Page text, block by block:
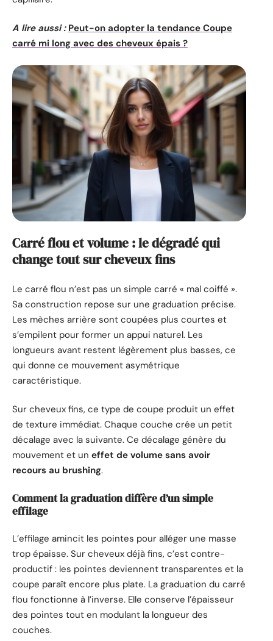
A lire aussi : Peut-on adopter la tendance Coupe
carré mi long avec des cheveux épais ?
Carré flou et volume : le dégradé qui
change tout sur cheveux fins
Le carré flou n’est pas un simple carré « mal coiffé ».
Sa construction repose sur une graduation précise.
Les mèches arrière sont coupées plus courtes et
s’empilent pour former un appui naturel. Les
longueurs avant restent légèrement plus basses, ce
qui donne ce mouvement asymétrique
caractéristique.
Sur cheveux fins, ce type de coupe produit un effet
de texture immédiat. Chaque couche crée un petit
décalage avec la suivante. Ce décalage génère du
mouvement et un effet de volume sans avoir
recours au brushing.
Comment la graduation diffère d’un simple
effilage
L’effilage amincit les pointes pour alléger une masse
trop épaisse. Sur cheveux déjà fins, c’est contre-
productif : les pointes deviennent transparentes et la
coupe paraît encore plus plate. La graduation du carré
flou fonctionne à l’inverse. Elle conserve l’épaisseur
des pointes tout en modulant la longueur des
couches.